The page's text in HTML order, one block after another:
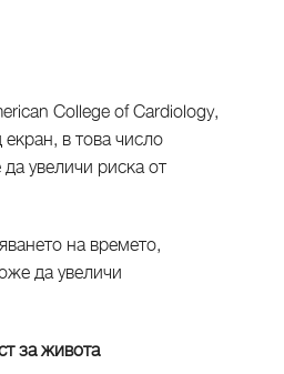
College of Cardiology,
екран, в това число
увеличи риска от
на времето,
да увеличи
за живота